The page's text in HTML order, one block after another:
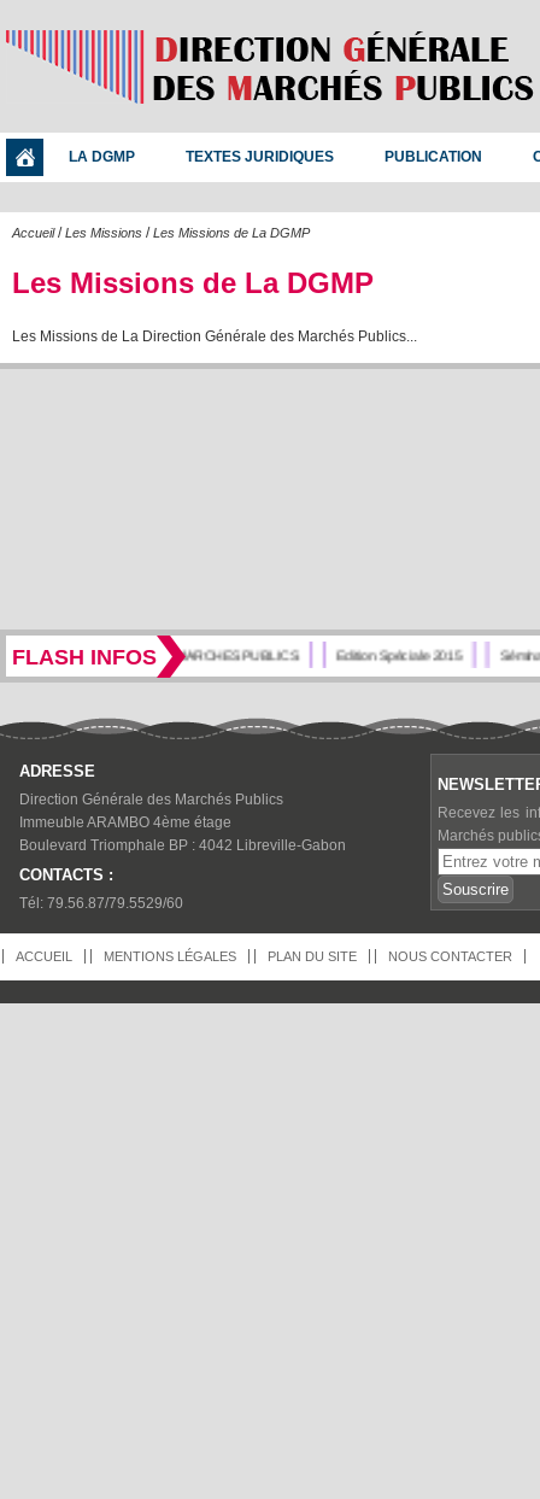
LA DGMP TEXTES JURIDIQUES PUBLICATION
Accueil /Les Missions /Les Missions de La DGMP
Les Missions de La DGMP
Les Missions de La Direction Générale des Marchés Publics...
FLASH INFOS
JOURNAL DES MARCHES PUBLICS Edition Spéciale 2015
ADRESSE
Direction Générale des Marchés Publics
Immeuble ARAMBO 4ème étage
Boulevard Triomphale BP : 4042 Libreville-Gabon
CONTACTS :
Tél: 79.56.87/79.5529/60
Recevez les
Marchés
ACCUEIL MENTIONS LÉGALES PLAN DU SITE NOUS CONTACTER